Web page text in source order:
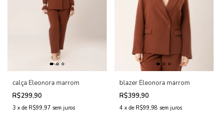
calça Eleonora marrom
R$299,90
3 x de R$99,97 sem juros
blazer Eleonora marrom
R$399,90
4 x de R$99,98 sem juros